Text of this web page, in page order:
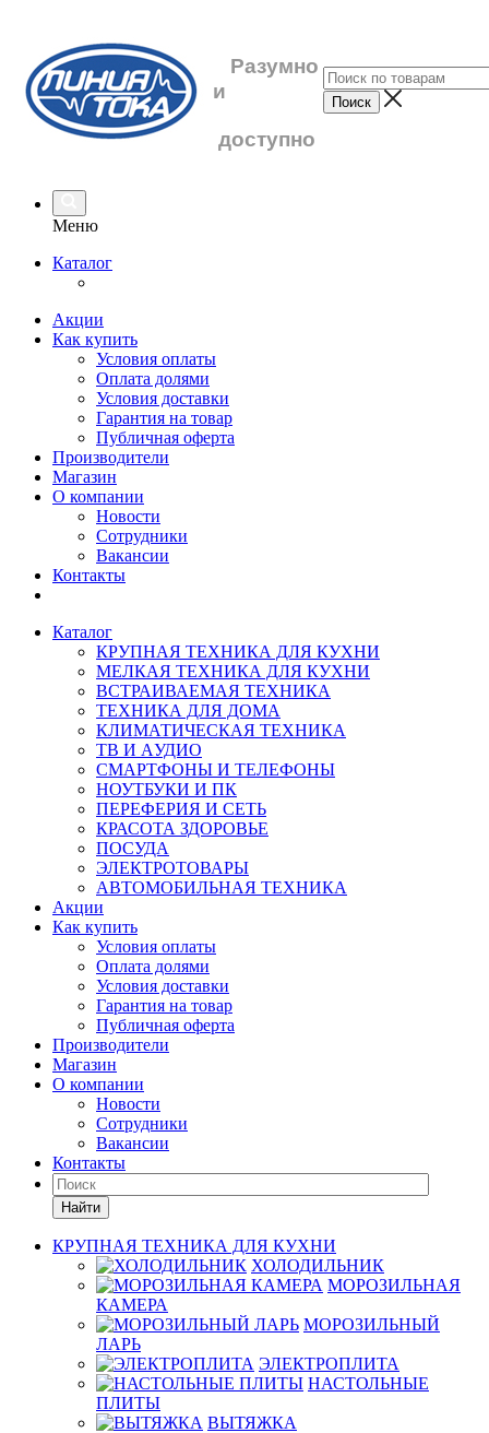
Разумно
и
доступно
Меню
Каталог
Акции
Как купить
Условия оплаты
Оплата долями
Условия доставки
Гарантия на товар
Публичная оферта
Производители
Магазин
О компании
Новости
Сотрудники
Вакансии
Контакты
Каталог
КРУПНАЯ ТЕХНИКА ДЛЯ КУХНИ
МЕЛКАЯ ТЕХНИКА ДЛЯ КУХНИ
ВСТРАИВАЕМАЯ ТЕХНИКА
ТЕХНИКА ДЛЯ ДОМА
КЛИМАТИЧЕСКАЯ ТЕХНИКА
ТВ И AУДИО
СМАРТФОНЫ И ТЕЛЕФОНЫ
НОУТБУКИ И ПК
ПЕРЕФЕРИЯ И СЕТЬ
КРАСОТА ЗДОРОВЬЕ
ПОСУДА
ЭЛЕКТРОТОВАРЫ
АВТОМОБИЛЬНАЯ ТЕХНИКА
Акции
Как купить
Условия оплаты
Оплата долями
Условия доставки
Гарантия на товар
Публичная оферта
Производители
Магазин
О компании
Новости
Сотрудники
Вакансии
Контакты
Найти
КРУПНАЯ ТЕХНИКА ДЛЯ КУХНИ
ХОЛОДИЛЬНИК
МОРОЗИЛЬНАЯ
КАМЕРА
МОРОЗИЛЬНЫЙ
ЛАРЬ
ЭЛЕКТРОПЛИТА
НАСТОЛЬНЫЕ
ПЛИТЫ
ВЫТЯЖКА